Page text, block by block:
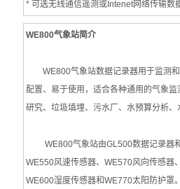
吸收管/吸收瓶
杭州爱华
扬尘噪声自动监测系统
* 可选无线通信遥测或Intenet网络传输数
WE800气象站简介
WE800气象站数据记录器用于监测和
配置、易于使用，适合各种通用的气象
研究、垃圾填埋、污水厂、水预算分析、
WE800气象站由GL500数据记录器和
WE550风速传感器、WE570风向传感器
WE600湿度传感器和WE770太阳防护罩